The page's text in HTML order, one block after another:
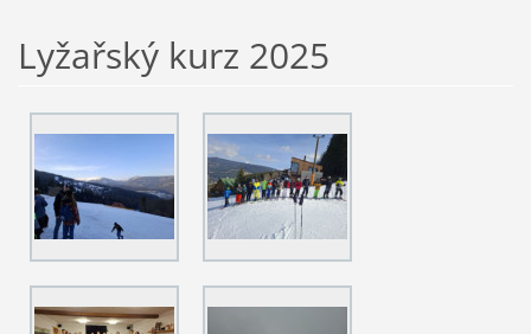
Lyžařský kurz 2025